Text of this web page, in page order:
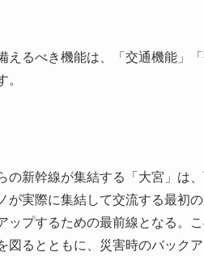
えるべき機能は、「交通機能」
。
の新幹線が集結する「大宮」は
が実際に集結して交流する最初
ップするための最前線となる。
図るとともに、災害時のバック